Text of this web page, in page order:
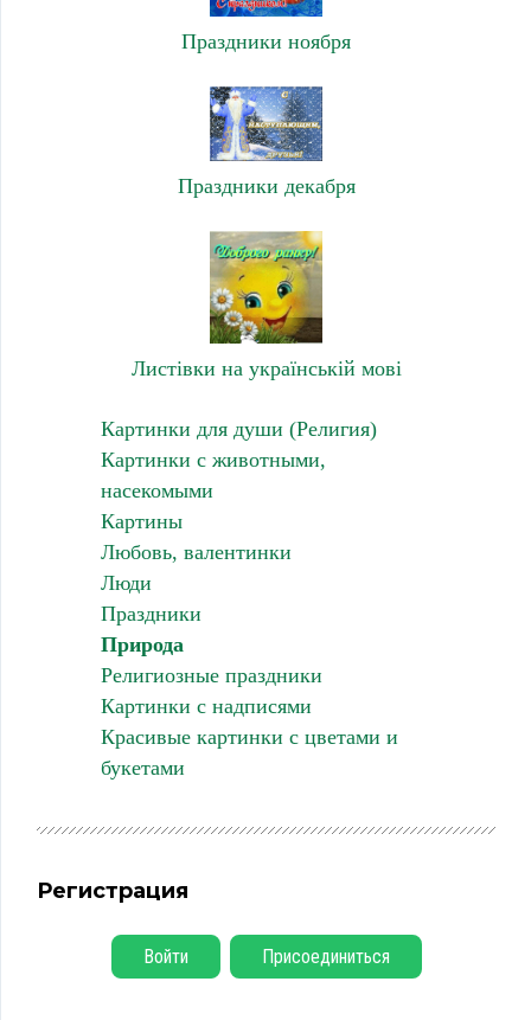
Праздники ноября
Праздники декабря
Листівки на українській мові
Картинки для души (Религия)
Картинки с животными,
насекомыми
Картины
Любовь, валентинки
Люди
Праздники
Природа
Религиозные праздники
Картинки с надписями
Красивые картинки с цветами и
букетами
Регистрация
Войти Присоединиться